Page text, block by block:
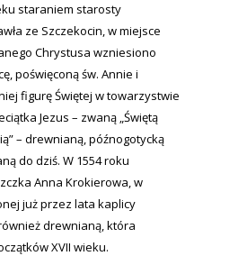
staraniem starosty
ze Szczekocin, w miejsce
Chrystusa wzniesiono
poświęconą św. Annie i
figurę Świętej w towarzystwie
Jezus – zwaną „Świętą
– drewnianą, późnogotycką
do dziś. W 1554 roku
Anna Krokierowa, w
już przez lata kaplicy
drewnianą, która
XVII wieku.